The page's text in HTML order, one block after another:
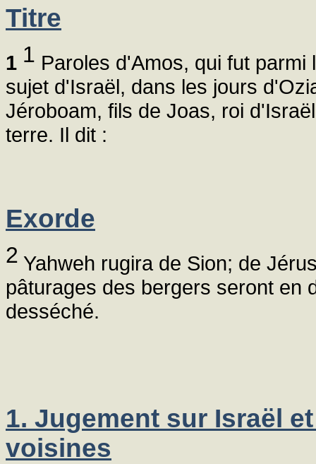
Titre
1 1 Paroles d'Amos, qui fut
sujet d'Israël, dans les jours
Jéroboam, fils de Joas, roi
terre. Il dit :
Exorde
2 Yahweh rugira de Sion; de
pâturages des bergers seront en
desséché.
1. Jugement sur Israël
voisines